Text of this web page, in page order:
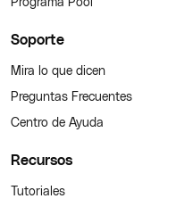
Soporte
Mira lo que dicen
Preguntas Frecuentes
Centro de Ayuda
Recursos
Tutoriales